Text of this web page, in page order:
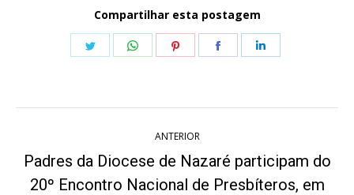
Compartilhar esta postagem
Share
Share
Share
Share
de
ANTERIOR
Post
Padres da Diocese de Nazaré participam do
20º Encontro Nacional de Presbíteros, em